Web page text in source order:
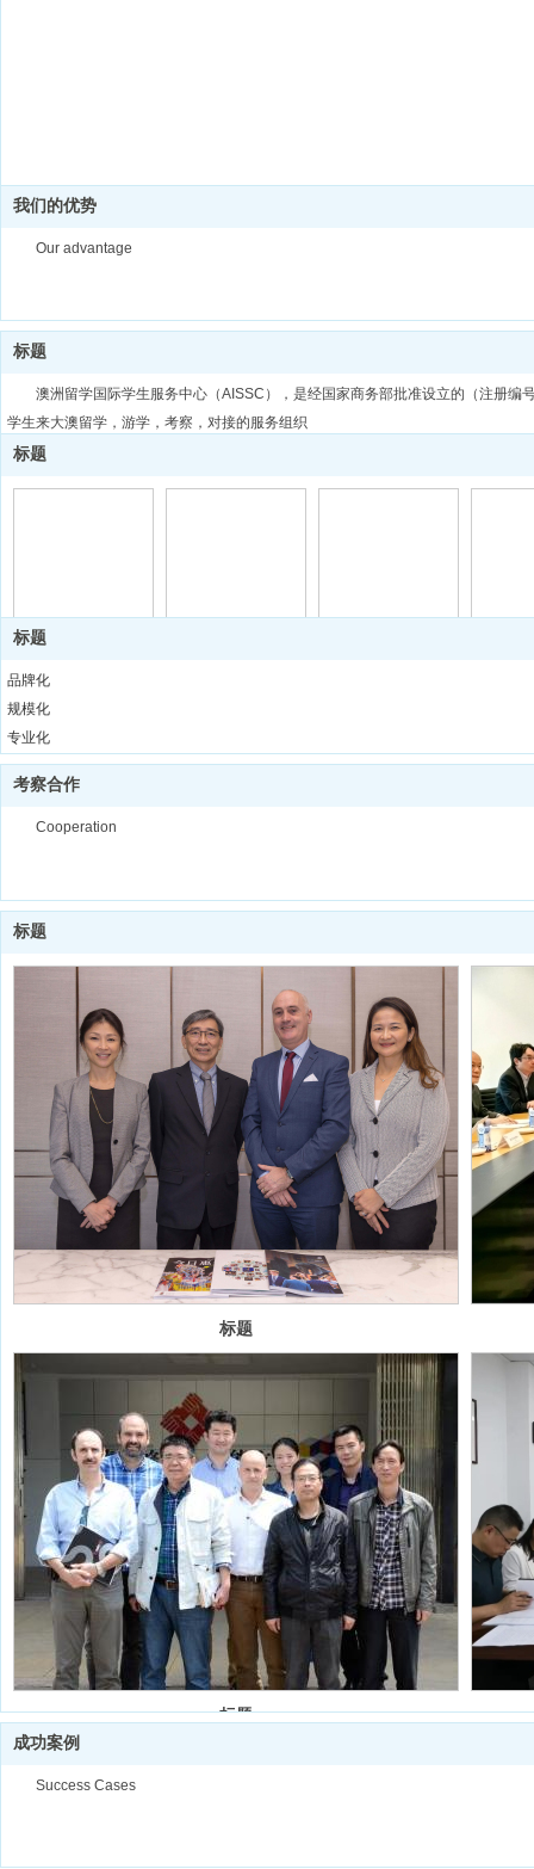
我们的优势
Our advantage
标题
澳洲留学国际学生服务中心（AISSC），是经国家商务部批准设立的（注册
学生来大澳留学，游学，考察，对接的服务组织
标题
标题
品牌化
规模化
专业化
国际化
考察合作
Cooperation
标题
标题
标题
成功案例
Success Cases